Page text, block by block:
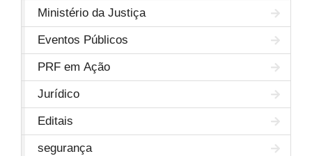
Ministério da Justiça
Eventos Públicos
PRF em Ação
Jurídico
Editais
segurança